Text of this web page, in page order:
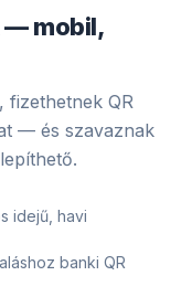
— mobil,
fizethetnek QR
— és szavaznak
idejű, havi
banki QR